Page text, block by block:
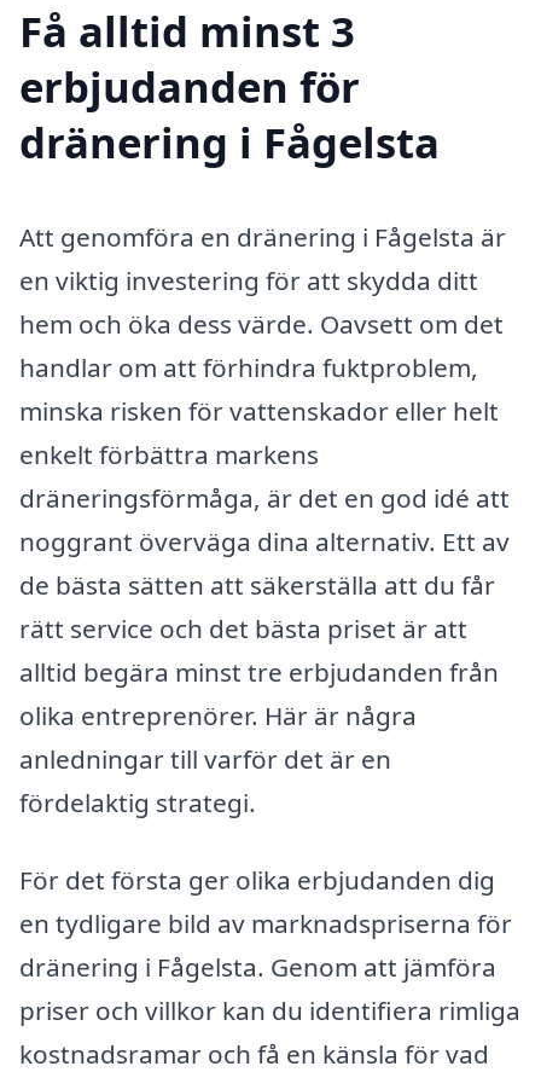
Få alltid minst 3
erbjudanden för
dränering i Fågelsta
Att genomföra en dränering i Fågelsta är
en viktig investering för att skydda ditt
hem och öka dess värde. Oavsett om det
handlar om att förhindra fuktproblem,
minska risken för vattenskador eller helt
enkelt förbättra markens
dräneringsförmåga, är det en god idé att
noggrant överväga dina alternativ. Ett av
de bästa sätten att säkerställa att du får
rätt service och det bästa priset är att
alltid begära minst tre erbjudanden från
olika entreprenörer. Här är några
anledningar till varför det är en
fördelaktig strategi.
För det första ger olika erbjudanden dig
en tydligare bild av marknadspriserna för
dränering i Fågelsta. Genom att jämföra
priser och villkor kan du identifiera rimliga
kostnadsramar och få en känsla för vad